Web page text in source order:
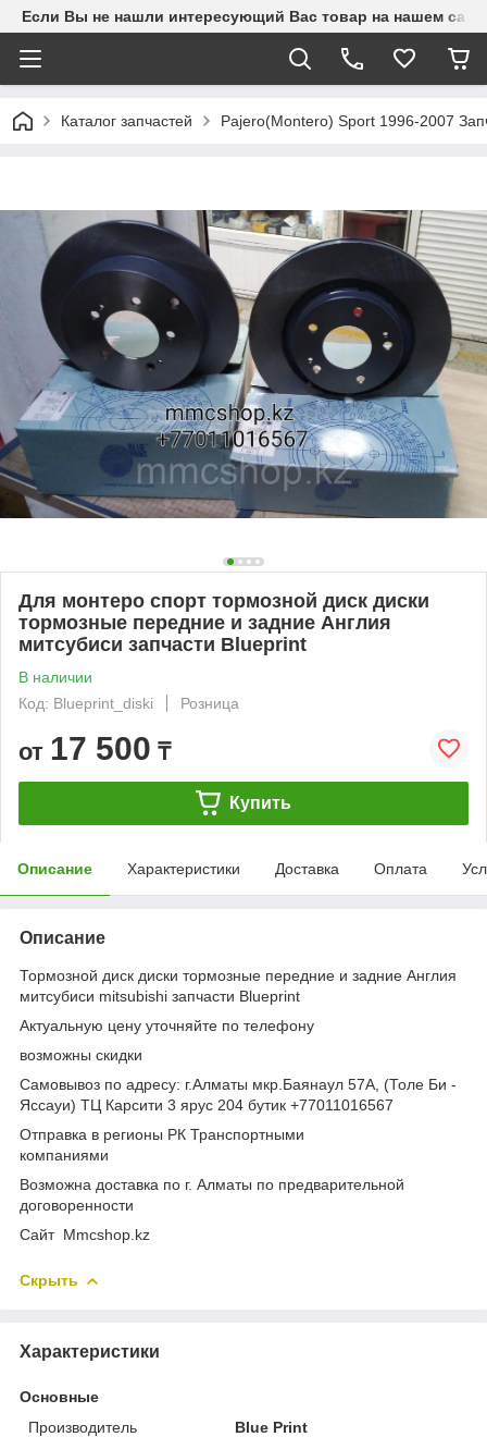
Если Вы не нашли интересующий Вас товар на нашем
Каталог запчастей Pajero(Montero) Sport 1996-2007
Для монтеро спорт тормозной диск диски
тормозные передние и задние Англия
митсубиси запчасти Blueprint
В наличии
Код: Blueprint_diski
Розница
от 17 500 ₸
Купить
Описание Характеристики Доставка Оплата
Описание
Тормозной диск диски тормозные передние и задние Англия
митсубиси mitsubishi запчасти Blueprint
Актуальную цену уточняйте по телефону
возможны скидки
Самовывоз по адресу: г.Алматы мкр.Баянаул 57А, (Толе Би -
Яссауи) ТЦ Карсити 3 ярус 204 бутик +77011016567
Отправка в регионы РК Транспортными
компаниями
Возможна доставка по г. Алматы по предварительной
договоренности
Cайт Mmcshop.kz
Скрыть
Характеристики
Основные
Производитель
Blue Print